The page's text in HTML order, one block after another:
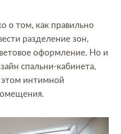
о том, как правильно
разделение зон,
оформление. Но и
спальни-кабинета,
интимной